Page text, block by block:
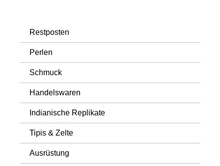
Restposten
Perlen
Schmuck
Handelswaren
Indianische Replikate
Tipis & Zelte
Ausrüstung